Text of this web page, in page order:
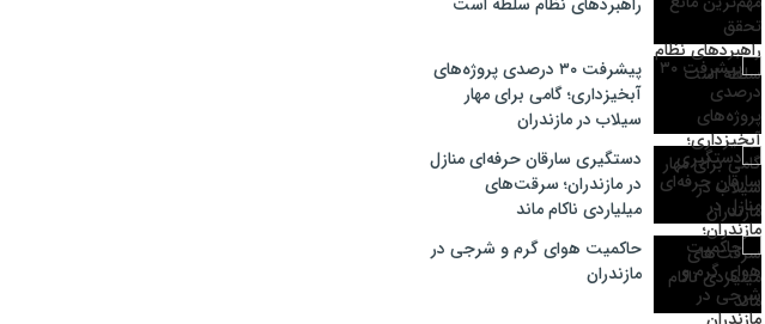
پیشرفت ۳۰ درصدی پروژه‌های
آبخیزداری؛ گامی برای مهار
سیلاب در مازندران
دستگیری سارقان حرفه‌ای منازل
در مازندران؛ سرقت‌های
میلیاردی ناکام ماند
حاکمیت هوای گرم و شرجی در
مازندران